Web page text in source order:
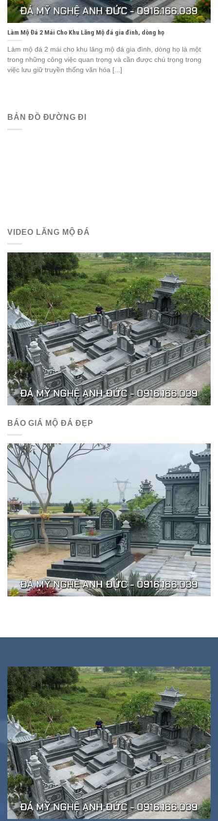
Làm Mộ Đá 2 Mái Cho Khu Lăng Mộ đá gia đình, dòng họ
Làm mộ đá 2 mái cho khu lăng mộ đá gia đình, dòng họ là một
trong những công việc quan trọng và cần được chú trọng trong
việc lưu giữ truyền thống văn hóa [...]
BẢN ĐỒ ĐƯỜNG ĐI
VIDEO LĂNG MỘ ĐÁ
BÁO GIÁ MỘ ĐÁ ĐẸP